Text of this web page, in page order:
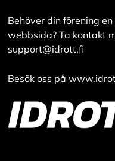
Behöver din förening en
webbsida? Ta kontakt
support@idrott.fi
Besök oss på